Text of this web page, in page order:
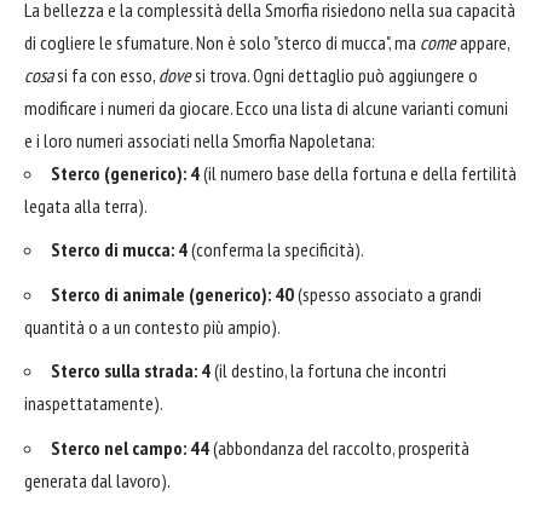
La bellezza e la complessità della Smorfia risiedono nella sua capacità
di cogliere le sfumature. Non è solo "sterco di mucca", ma comeappare,
cosasi fa con esso, dovesi trova. Ogni dettaglio può aggiungere o
modificare i numeri da giocare. Ecco una lista di alcune varianti comuni
e i loro numeri associati nella Smorfia Napoletana:
Sterco (generico): 4(il numero base della fortuna e della fertilità
legata alla terra).
Sterco di mucca: 4(conferma la specificità).
Sterco di animale (generico): 40(spesso associato a grandi
quantità o a un contesto più ampio).
Sterco sulla strada: 4(il destino, la fortuna che incontri
inaspettatamente).
Sterco nel campo: 44(abbondanza del raccolto, prosperità
generata dal lavoro).